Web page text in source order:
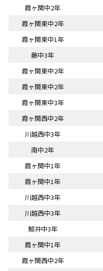
霞ヶ関中2年
霞ヶ関東中2年
霞ヶ関東中1年
藤中3年
霞ヶ関東中2年
霞ヶ関東中2年
霞ヶ関東中3年
霞ヶ関西中2年
川越西中3年
南中2年
霞ヶ関中1年
霞ヶ関中1年
川越西中3年
川越西中3年
鯨井中3年
霞ヶ関中1年
霞ヶ関西中2年